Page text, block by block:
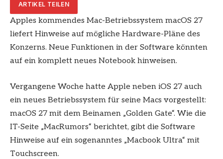
ARTIKEL TEILEN
Apples kommendes Mac-Betriebssystem macOS 27
liefert Hinweise auf mögliche Hardware-Pläne des
Konzerns. Neue Funktionen in der Software könnten
auf ein komplett neues Notebook hinweisen.
Vergangene Woche hatte Apple neben iOS 27 auch
ein neues Betriebssystem für seine Macs vorgestellt:
macOS 27 mit dem Beinamen „Golden Gate“. Wie die
IT-Seite „MacRumors“ berichtet, gibt die Software
Hinweise auf ein sogenanntes „Macbook Ultra“ mit
Touchscreen.